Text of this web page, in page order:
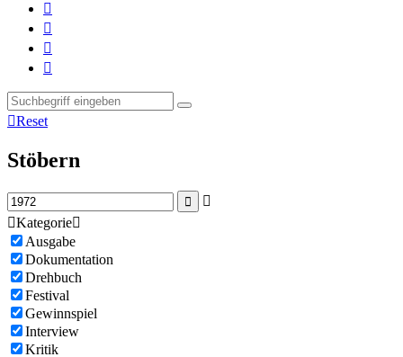




Reset
Stöbern


Kategorie
Ausgabe
Dokumentation
Drehbuch
Festival
Gewinnspiel
Interview
Kritik